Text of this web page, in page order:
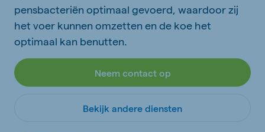
pensbacteriën optimaal gevoerd, waardoor zij
het voer kunnen omzetten en de koe het
optimaal kan benutten.
Neem contact op
Bekijk andere diensten